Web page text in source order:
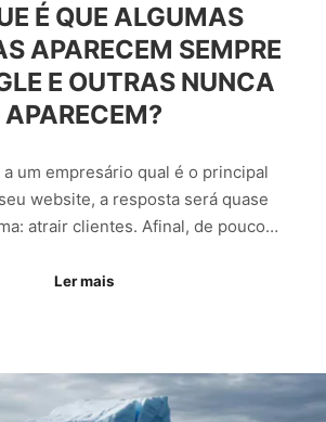
É QUE ALGUMAS
APARECEM SEMPRE
E OUTRAS NUNCA
APARECEM?
um empresário qual é o principal
website, a resposta será quase
atrair clientes. Afinal, de pouco…
Ler mais